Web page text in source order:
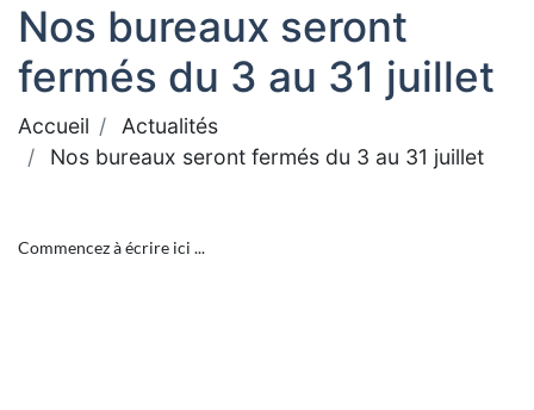
Nos bureaux seront
fermés du 3 au 31 juillet
Accueil
Actualités
Nos bureaux seront fermés du 3 au 31 juillet
Commencez à écrire ici ...